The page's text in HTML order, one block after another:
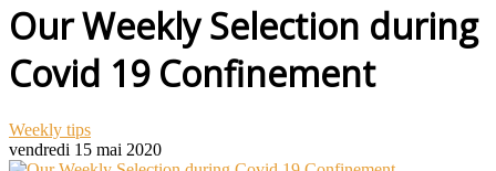
Our Weekly Selection during
Covid 19 Confinement
Weekly tips
vendredi 15 mai 2020